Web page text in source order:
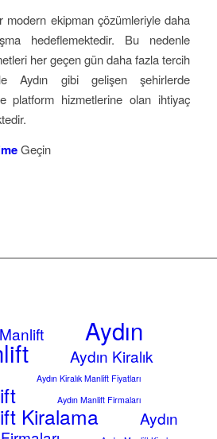
modern ekipman çözümleriyle daha
hedeflemektedir. Bu nedenle
her geçen gün daha fazla tercih
Aydın gibi gelişen şehirlerde
platform hizmetlerine olan ihtiyaç
Geçin
Aydın
Aydın Kiralık
Aydın Kiralık Manlift Fiyatları
Aydın Manlift Firmaları
Kiralama
Aydın